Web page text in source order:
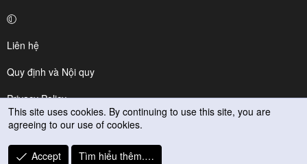
Liên hệ
Quy định và Nội quy
Privacy Policy
Trợ giúp
R
This site uses cookies. By continuing to use this site, you are
agreeing to our use of cookies.
Accept Tìm hiểu thêm.…